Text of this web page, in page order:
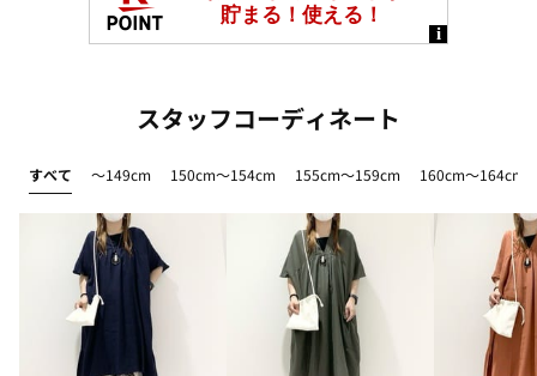
スタッフコーディネート
すべて ～149cm 150cm～154cm 155cm～159cm 160cm～164cm